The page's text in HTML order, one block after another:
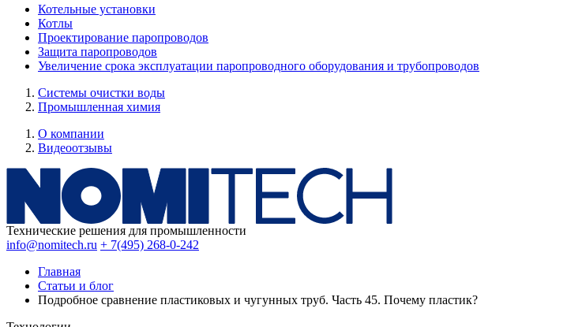
Котельные установки
Котлы
Проектирование паропроводов
Защита паропроводов
Увеличение срока эксплуатации паропроводного оборудования и трубопроводов
Системы очистки воды
Промышленная химия
О компании
Видеоотзывы
Технические решения для промышленности
info@nomitech.ru + 7(495) 268-0-242
Главная
Статьи и блог
Подробное сравнение пластиковых и чугунных труб. Часть 45. Почему пластик?